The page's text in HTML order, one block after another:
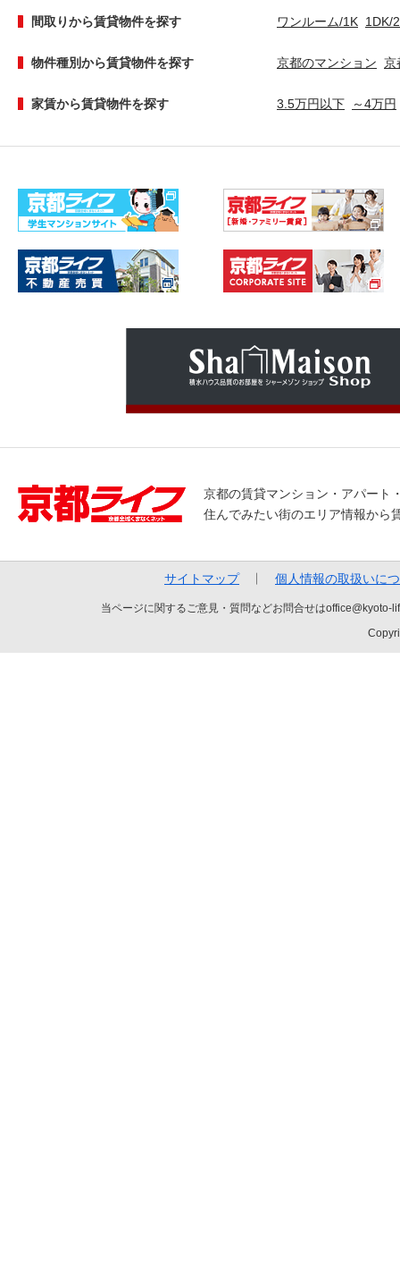
間取りから賃貸物件を探す ワンルーム/1K 1DK/
物件種別から賃貸物件を探す 京都のマンション 京
家賃から賃貸物件を探す 3.5万円以下 ～4万円
京都の賃貸マンション・アパート
住んでみたい街のエリア情報から
サイトマップ 個人情報の取扱いに
当ページに関するご意見・質問などお問合せは